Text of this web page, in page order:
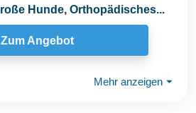
Hunde, Orthopädisches...
Zum Angebot
Mehr anzeigen ⏷